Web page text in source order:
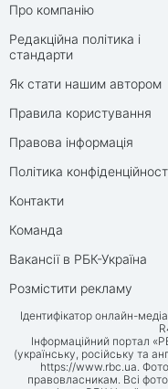
Про компанію
Редакційна політика і
стандарти
Як стати нашим автором
Правила користування
Правова інформація
Політика
Контакти
Команда
Вакансії в РБК-Україна
Розмістити рекламу
Ідентифікатор онлайн-
Інформаційний портал
(українську, російську та
https://www.rbc.ua.
правовласникам. Всі